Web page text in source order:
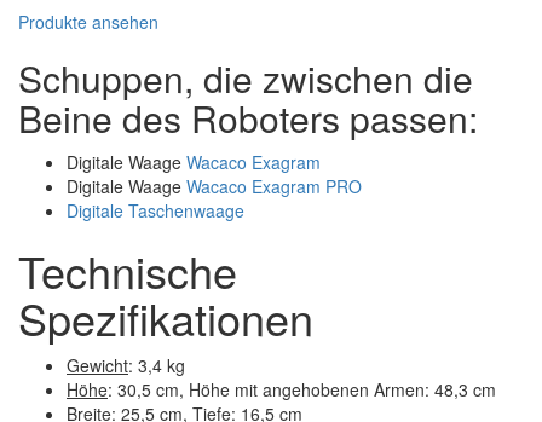
Produkte ansehen
Schuppen, die zwischen die
Beine des Roboters passen:
Digitale Waage Wacaco Exagram
Digitale Waage Wacaco Exagram PRO
Digitale Taschenwaage
Technische
Spezifikationen
Gewicht: 3,4 kg
Höhe: 30,5 cm, Höhe mit angehobenen Armen: 48,3 cm
Breite: 25,5 cm, Tiefe: 16,5 cm